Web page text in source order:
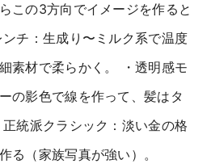
この3方向でイメージを作ると
チ：生成り〜ミルク系で温度
素材で柔らかく。 ・透明感モ
の影色で線を作って、髪はタ
統派クラシック：淡い金の格
る（家族写真が強い）。